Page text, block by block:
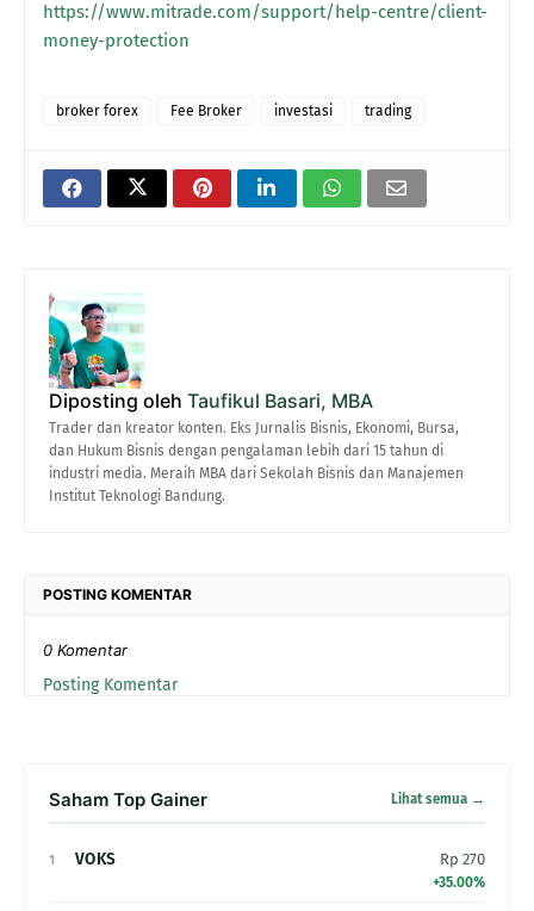
https://www.mitrade.com/support/help-centre/client-
money-protection
broker forex Fee Broker investasi trading
Diposting oleh Taufikul Basari, MBA
Trader dan kreator konten. Eks Jurnalis Bisnis, Ekonomi, Bursa,
dan Hukum Bisnis dengan pengalaman lebih dari 15 tahun di
industri media. Meraih MBA dari Sekolah Bisnis dan Manajemen
Institut Teknologi Bandung.
POSTING KOMENTAR
0 Komentar
Posting Komentar
Saham Top Gainer Lihat semua →
1 VOKS Rp 270
+35.00%